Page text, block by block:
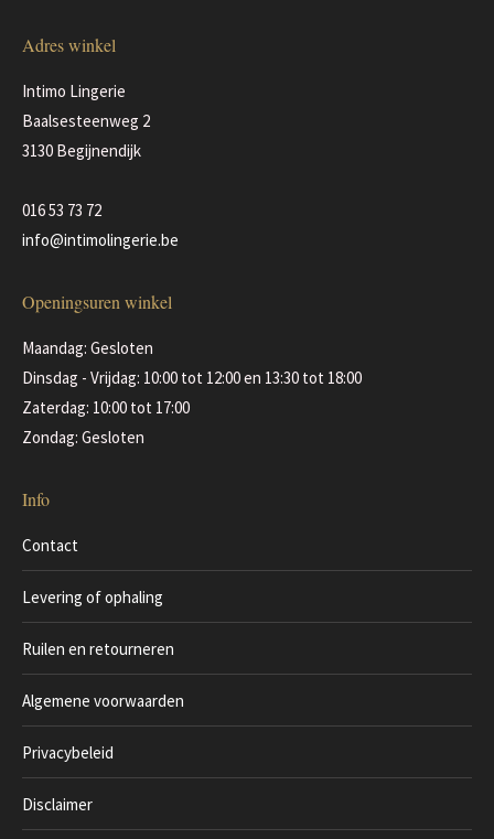
Adres winkel
Intimo Lingerie
Baalsesteenweg 2
3130 Begijnendijk
016 53 73 72
info@intimolingerie.be
Openingsuren winkel
Maandag: Gesloten
Dinsdag - Vrijdag: 10:00 tot 12:00 en 13:30 tot 18:00
Zaterdag: 10:00 tot 17:00
Zondag: Gesloten
Info
Contact
Levering of ophaling
Ruilen en retourneren
Algemene voorwaarden
Privacybeleid
Disclaimer